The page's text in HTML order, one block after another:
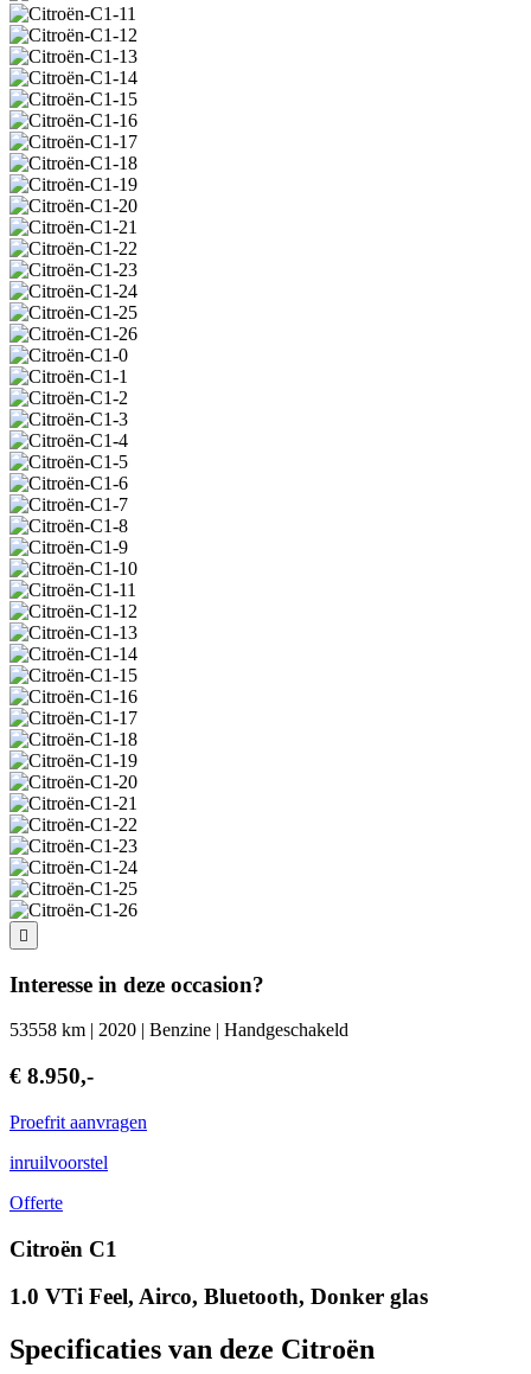
Interesse in deze occasion?
53558 km | 2020 | Benzine | Handgeschakeld
€ 8.950,-
Proefrit aanvragen
inruilvoorstel
Offerte
Citroën C1
1.0 VTi Feel, Airco, Bluetooth, Donker glas
Specificaties van deze Citroën